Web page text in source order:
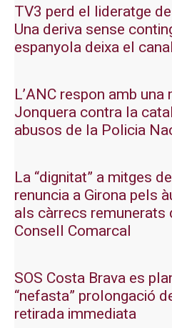
TV3 perd el lideratge
Una deriva sense
espanyola deixa el
L’ANC respon amb
Jonquera contra la
abusos de la Policia
La “dignitat” a mitges
renuncia a Girona pels
als càrrecs remunerats
Consell Comarcal
SOS Costa Brava es
“nefasta” prolongació
retirada immediata